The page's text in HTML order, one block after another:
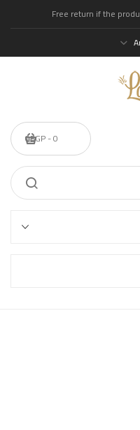
Free return if the
0 - 0EGP